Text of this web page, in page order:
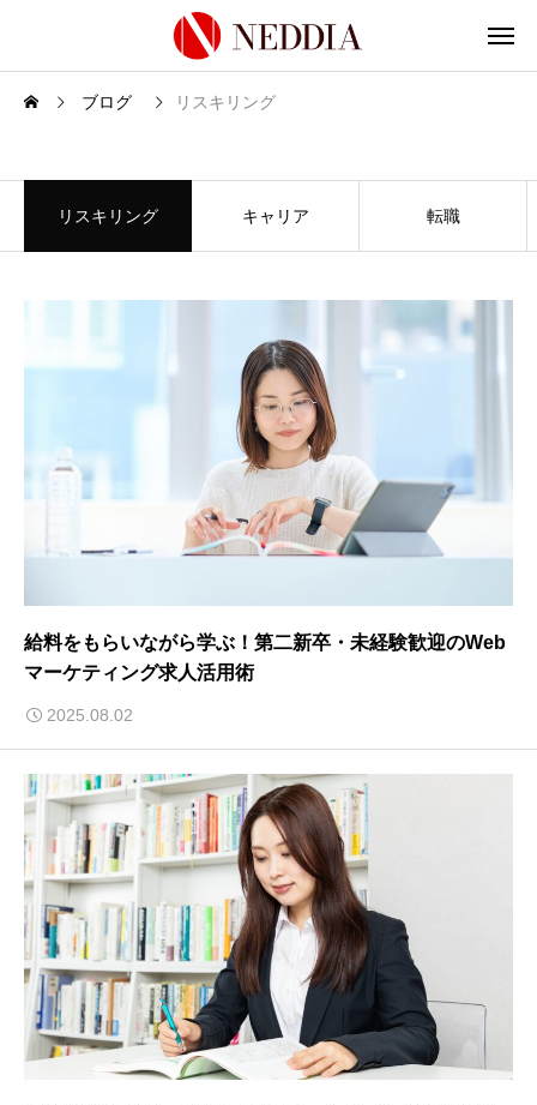
ブログ リスキリング
リスキリング キャリア 転職
給料をもらいながら学ぶ！第二新卒・未経験歓迎のWeb
マーケティング求人活用術
2025.08.02